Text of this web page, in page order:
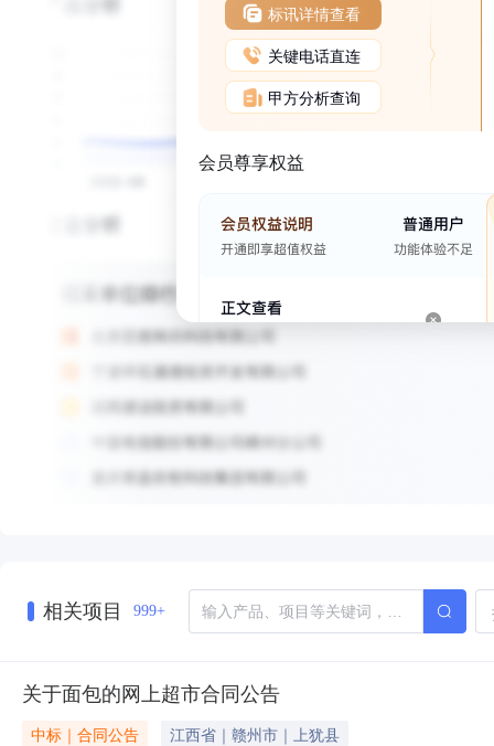
标讯详情查看
关键电话直连
甲方分析查询
会员尊享权益
相关项目 999+
关于面包的网上超市合同公告
中标｜合同公告
江西省｜赣州市｜上犹县